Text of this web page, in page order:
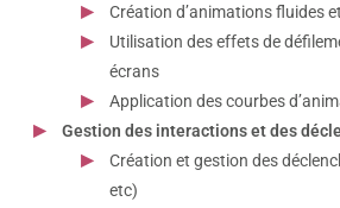
Création d’animations fluides
Utilisation des effets de
écrans
Application des courbes
Gestion des interactions et des
Création et gestion des
etc)